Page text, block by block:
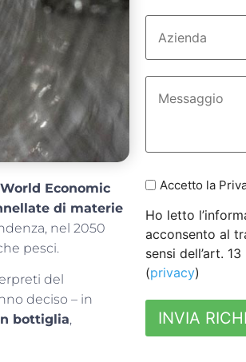
World Economic
di materie
nel 2050
pesci.
del
deciso – in
bottiglia,
Accetto la
Ho letto
acconsento al
sensi dell’art.
(privacy)
INVIA